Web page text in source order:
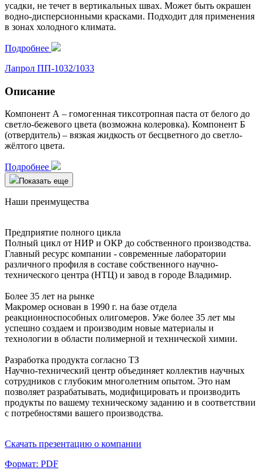
усадки, не течет в вертикальных швах. Может быть окрашен
водно-дисперсионными красками. Подходит для применения
в зонах холодного климата.
Подробнее
Лапрол ПП-1032/1033
Описание
Компонент А – гомогенная тиксотропная паста от белого до
светло-бежевого цвета (возможна колеровка). Компонент Б
(отвердитель) – вязкая жидкость от бесцветного до светло-
жёлтого цвета.
Подробнее
Показать еще
Наши преимущества
Предприятие полного цикла
Полный цикл от НИР и ОКР до собственного производства.
Главный ресурс компании - современные лаборатории
различного профиля в составе собственного научно-
технического центра (НТЦ) и завод в городе Владимир.
Более 35 лет на рынке
Макромер основан в 1990 г. на базе отдела
реакционноспособных олигомеров. Уже более 35 лет мы
успешно создаем и производим новые материалы и
технологии в области полимерной и технической химии.
Разработка продукта согласно ТЗ
Научно-технический центр объединяет коллектив научных
сотрудников с глубоким многолетним опытом. Это нам
позволяет разрабатывать, модифицировать и производить
продукты по вашему техническому заданию и в соответствии
с потребностями вашего производства.
Скачать презентацию о компании
Формат: PDF